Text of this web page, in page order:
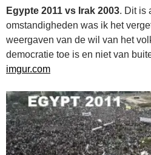
Egypte 2011 vs Irak 2003. Dit is
omstandigheden was ik het
weergaven van de wil van het
democratie toe is en niet van
imgur.com